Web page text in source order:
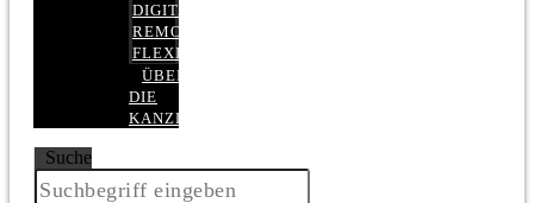
DIGITAL,
REMOTE,
FLEXIBEL
ÜBER
DIE
KANZLEI
Suche